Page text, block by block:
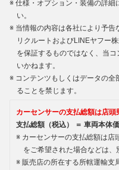
仕様・オプション・装備の詳細
い。
当情報の内容は各社により予
リクルートおよびLINEヤフー
を保証するものではなく、当
いかねます。
コンテンツもしくはデータの
ることを禁じます。
カーセンサーの支払総額は店頭
支払総額（税込） ＝ 車両本体
カーセンサーの支払総額は店
をご希望された場合などは
販売店の所在する所轄運輸支